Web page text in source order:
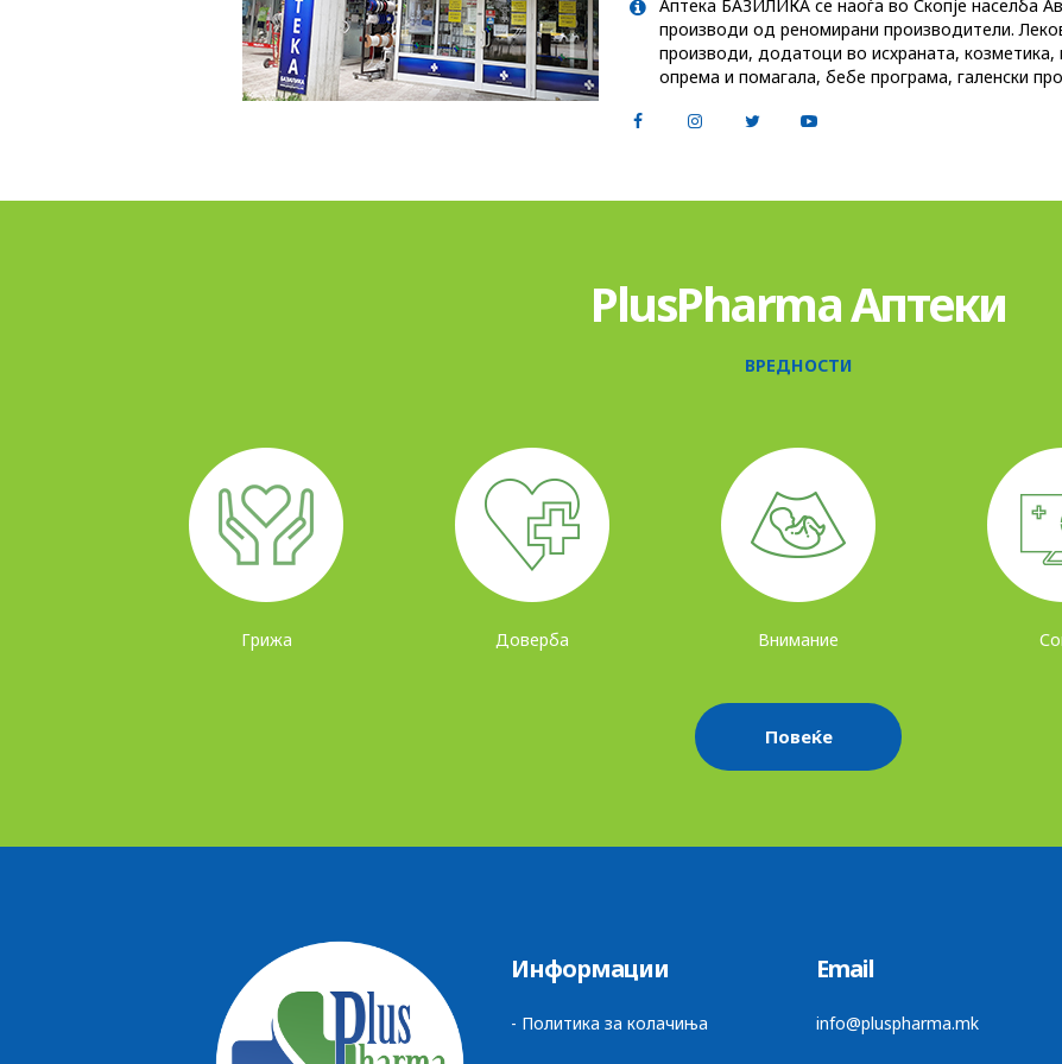
PLUSPHARMA
СПИСАНИЕ
Аптека БАЗИЛИКА се наоѓа во Скопје населба
производи од реномирани производители.
производи, додатоци во исхраната, козметика,
опрема и помагала, бебе програма, галенски
PlusPharma Аптеки
ВРЕДНОСТИ
Грижа Доверба Внимание
Повеќе
Информации
- Политика за колачиња
Email
info@pluspharma.mk